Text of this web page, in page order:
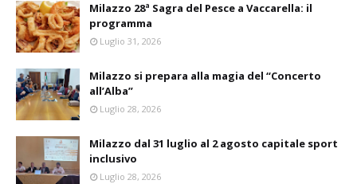
Milazzo 28ª Sagra del Pesce a Vaccarella: il
programma
Luglio 31, 2026
Milazzo si prepara alla magia del “Concerto
all’Alba”
Luglio 28, 2026
Milazzo dal 31 luglio al 2 agosto capitale sport
inclusivo
Luglio 28, 2026